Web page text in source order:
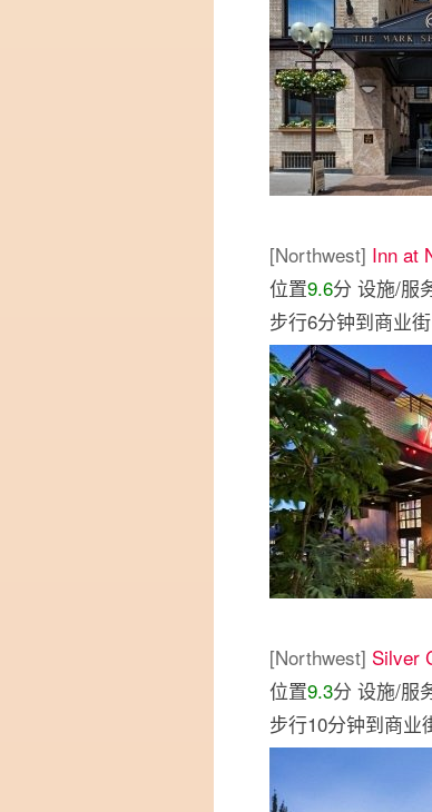
[Northwest] Inn at
位置9.6分 设施/服
步行6分钟到商业
[Northwest] Silver
位置9.3分 设施/服
步行10分钟到商业